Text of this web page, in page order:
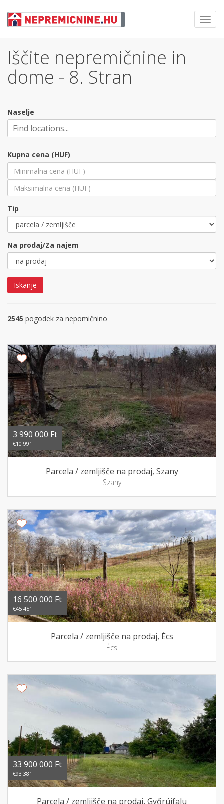
Iščite nepremičnine in
dome - 8. Stran
Naselje
Kupna cena (HUF)
Tip
Na prodaj/Za najem
Iskanje
2545 pogodek za nepomičnino
3 990 000 Ft
€10 991
Parcela / zemljišče na prodaj, Szany
Szany
16 500 000 Ft
€45 451
Parcela / zemljišče na prodaj, Écs
Écs
33 900 000 Ft
€93 381
Parcela / zemljišče na prodaj, Győrújfalu